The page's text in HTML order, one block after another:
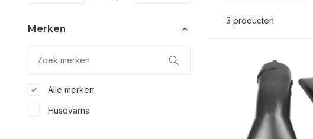
Merken
Alle merken
Husqvarna
3 producten